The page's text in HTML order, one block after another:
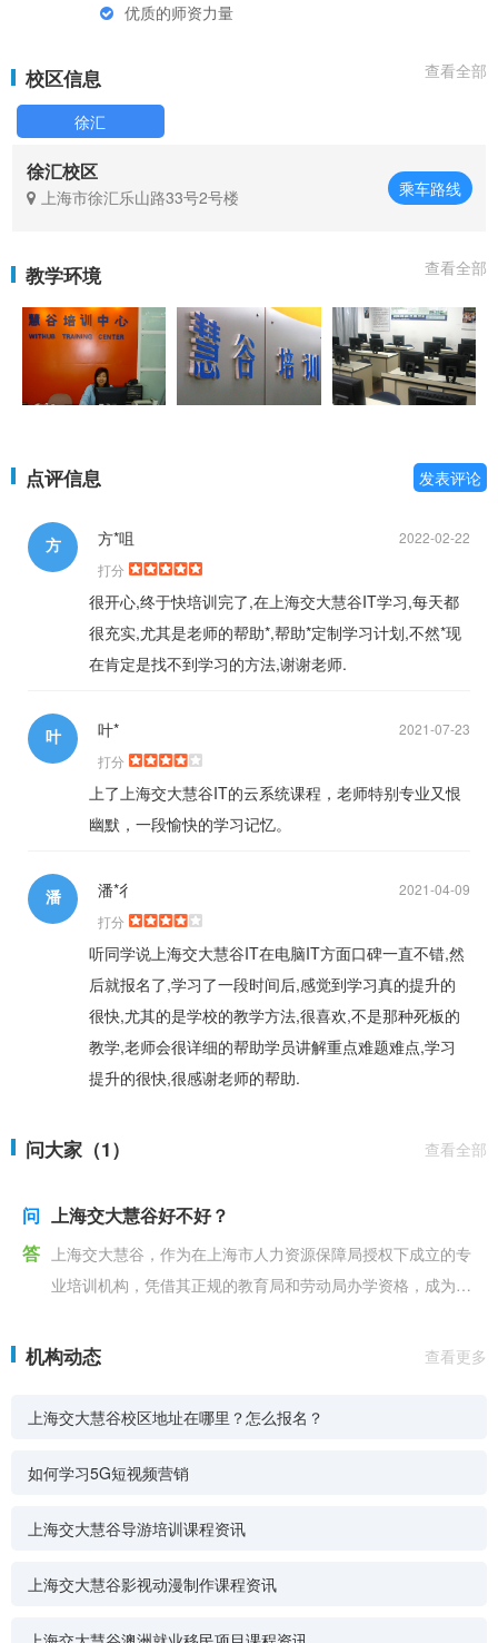
优质的师资力量
校区信息 查看全部
徐汇
徐汇校区
上海市徐汇乐山路33号2号楼 乘车路线
教学环境 查看全部
点评信息 发表评论
方 2022-02-22
方*咀
打分
很开心,终于快培训完了,在上海交大慧谷IT学习,每天都
很充实,尤其是老师的帮助*,帮助*定制学习计划,不然*现
在肯定是找不到学习的方法,谢谢老师.
叶 2021-07-23
叶*
打分
上了上海交大慧谷IT的云系统课程，老师特别专业又恨
幽默，一段愉快的学习记忆。
潘 2021-04-09
潘*彳
打分
听同学说上海交大慧谷IT在电脑IT方面口碑一直不错,然
后就报名了,学习了一段时间后,感觉到学习真的提升的
很快,尤其的是学校的教学方法,很喜欢,不是那种死板的
教学,老师会很详细的帮助学员讲解重点难题难点,学习
提升的很快,很感谢老师的帮助.
问大家（1） 查看全部
问 上海交大慧谷好不好？
答 上海交大慧谷，作为在上海市人力资源保障局授权下成立的专
业培训机构，凭借其正规的教育局和劳动局办学资格，成为了
机构动态 查看更多
上海交大慧谷校区地址在哪里？怎么报名？
如何学习5G短视频营销
上海交大慧谷导游培训课程资讯
上海交大慧谷影视动漫制作课程资讯